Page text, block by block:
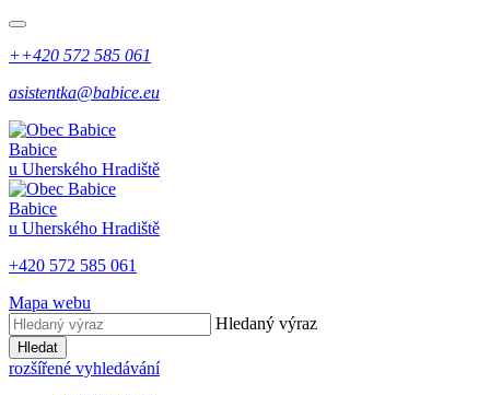
++420 572 585 061
asistentka@babice.eu
Babice
u Uherského Hradiště
Babice
u Uherského Hradiště
+420 572 585 061
Mapa webu
Hledaný výraz
Hledat
rozšířené vyhledávání